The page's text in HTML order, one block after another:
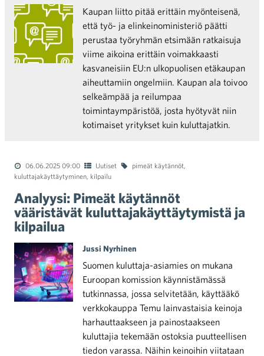
Kaupan liitto pitää erittäin myönteisenä,
että työ- ja elinkeinoministeriö päätti
perustaa työryhmän etsimään ratkaisuja
viime aikoina erittäin voimakkaasti
kasvaneisiin EU:n ulkopuolisen etäkaupan
aiheuttamiin ongelmiin. Kaupan ala toivoo
selkeämpää ja reilumpaa
toimintaympäristöä, josta hyötyvät niin
kotimaiset yritykset kuin kuluttajatkin.
06.06.2025 09:00 Uutiset pimeät käytännöt,
kuluttajakäyttäytyminen, kilpailu
Analyysi: Pimeät käytännöt
vääristävät kuluttajakäyttäytymistä ja
kilpailua
Jussi Nyrhinen
Suomen kuluttaja-asiamies on mukana
Euroopan komission käynnistämässä
tutkinnassa, jossa selvitetään, käyttääkö
verkkokauppa Temu lainvastaisia keinoja
harhauttaakseen ja painostaakseen
kuluttajia tekemään ostoksia puutteellisen
tiedon varassa. Näihin keinoihin viitataan